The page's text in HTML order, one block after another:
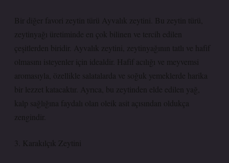
Bir diğer favori zeytin türü Ayvalık zeytini. Bu zeytin türü,
zeytinyağı üretiminde en çok bilinen ve tercih edilen
çeşitlerden biridir. Ayvalık zeytini, zeytinyağının tatlı ve hafif
olmasını isteyenler için idealdir. Hafif acılığı ve meyvemsi
aromasıyla, özellikle salatalarda ve soğuk yemeklerde harika
bir lezzet katacaktır. Ayrıca, bu zeytinden elde edilen yağ,
kalp sağlığına faydalı olan oleik asit açısından oldukça
zengindir.
3. Karakılçık Zeytini